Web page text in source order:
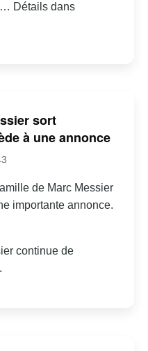
Détails dans
sort
à une annonce
de Marc Messier
importante annonce.
continue de